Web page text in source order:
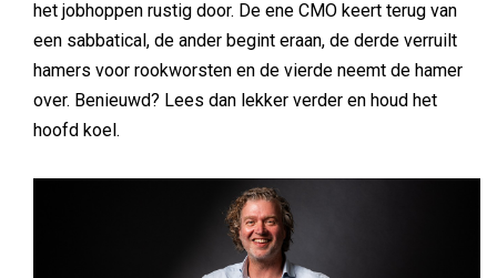
het jobhoppen rustig door. De ene CMO keert terug van
een sabbatical, de ander begint eraan, de derde verruilt
hamers voor rookworsten en de vierde neemt de hamer
over. Benieuwd? Lees dan lekker verder en houd het
hoofd koel.